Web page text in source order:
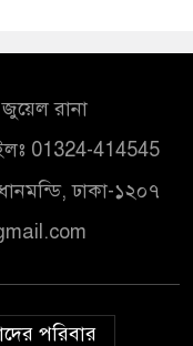
রানা
01324-414545
ঢাকা-১২০৭
পরিবার